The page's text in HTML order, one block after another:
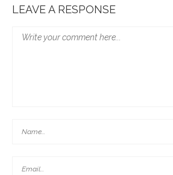
LEAVE A RESPONSE